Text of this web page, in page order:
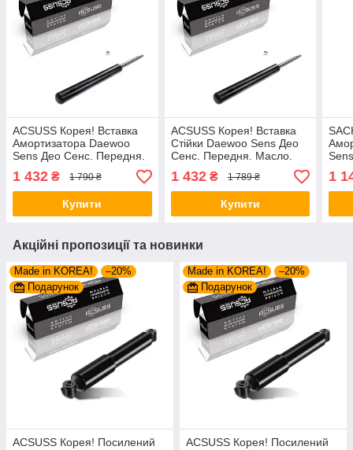
ACSUSS Корея! Вставка
Амортизатора Daewoo
Sens Део Сенс. Передня.
ГазМасло. 100678 ,
365501
1 432 ₴ 1 790 ₴
Купити
ACSUSS Корея! Вставка
Стійки Daewoo Sens Део
Сенс. Передня. Масло.
317582 , 100338
1 432₴ 1 789 ₴
Купити
1
Акційні пропозиції та новинки
Made in KOREA!
–20%
Подарунок
ACSUSS Корея! Посилений
Made in KOREA!
–20%
Подарунок
ACSUSS Корея! Посилений